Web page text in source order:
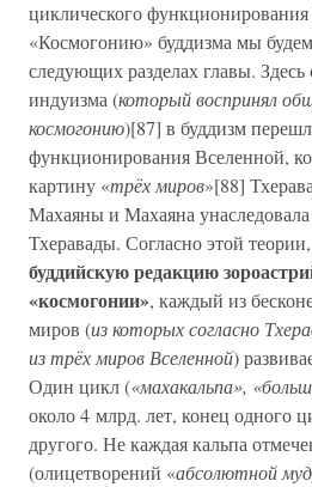
циклического
«Космогонию» буддизма мы
следующих разделах главы.
индуизма (который воспринял
космогонию)[87] в буддизм
функционирования Вселенной,
картину «трёх миров»[88]
Махаяны и Махаяна
Тхеравады. Согласно этой теории,
буддийскую редакцию
«космогонии», каждый из
миров (из которых согласно
из трёх миров Вселенной)
Один цикл («махакальпа»,
около 4 млрд. лет, конец одного
другого. Не каждая кальпа
(олицетворений «абсолютной